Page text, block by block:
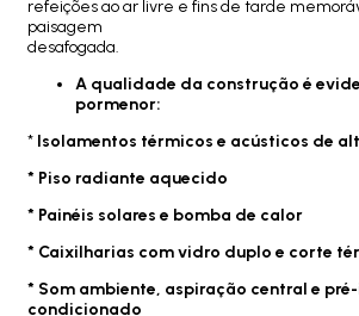
refeições ao ar livre e fins de tarde
paisagem
desafogada.
A qualidade da construção é
pormenor:
* Isolamentos térmicos e acústicos de
* Piso radiante aquecido
* Painéis solares e bomba de calor
* Caixilharias com vidro duplo e corte
* Som ambiente, aspiração central e
condicionado